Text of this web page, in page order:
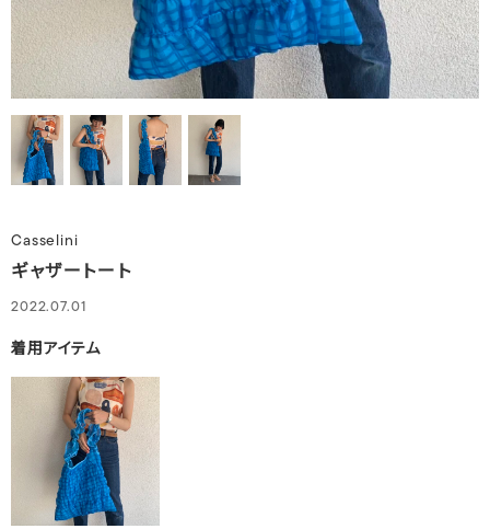
Casselini
ギャザートート
2022.07.01
着用アイテム